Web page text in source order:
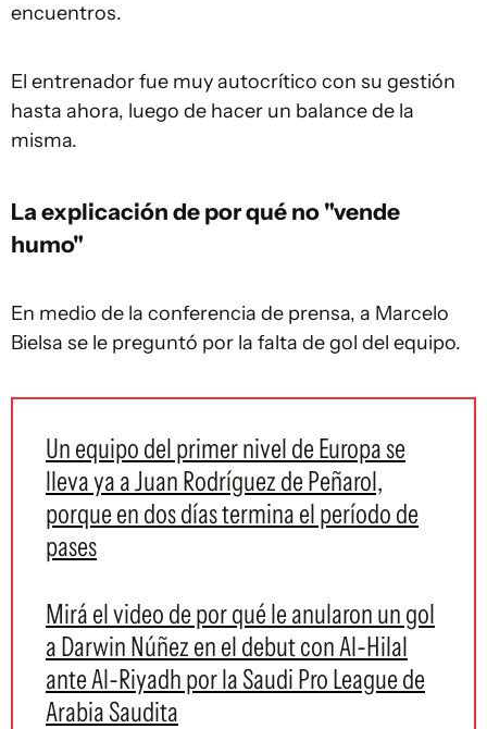
encuentros.
El entrenador fue muy autocrítico con su gestión
hasta ahora, luego de hacer un balance de la
misma.
La explicación de por qué no "vende
humo"
En medio de la conferencia de prensa, a Marcelo
Bielsa se le preguntó por la falta de gol del equipo.
Un equipo del primer nivel de Europa se
lleva ya a Juan Rodríguez de Peñarol,
porque en dos días termina el período de
pases
Mirá el video de por qué le anularon un gol
a Darwin Núñez en el debut con Al-Hilal
ante Al-Riyadh por la Saudi Pro League de
Arabia Saudita